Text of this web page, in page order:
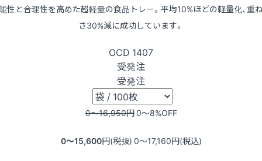
性と合理性を高めた超軽量の食品トレー。平均10%ほどの軽量化、重
さ30%減に成功しています。
OCD 1407
受発注
受発注
0〜16,950円0〜8%OFF
0〜15,600円(税抜) 0〜17,160円(税込)